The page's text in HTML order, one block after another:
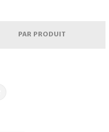
PAR PRODUIT